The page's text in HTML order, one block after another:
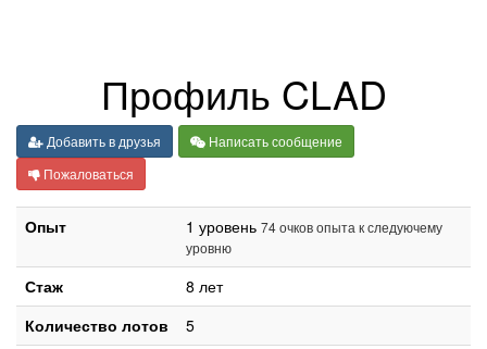
Профиль CLAD
Добавить в друзья
Написать сообщение
Пожаловаться
Опыт 1 уровень 74 очков опыта к следуючему
уровню
Стаж
8 лет
Количество лотов
5